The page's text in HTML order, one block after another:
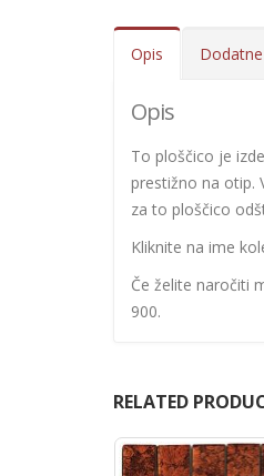
Opis
Opis
To ploščico je
prestižno na otip.
za to ploščico
Kliknite na ime
Če želite naročiti
900.
RELATED